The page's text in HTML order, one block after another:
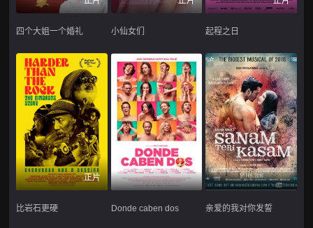
四个大姐一个婚礼 小仙女们 起程之日
正片
比岩石更硬 Donde caben dos 亲爱的我对你发誓